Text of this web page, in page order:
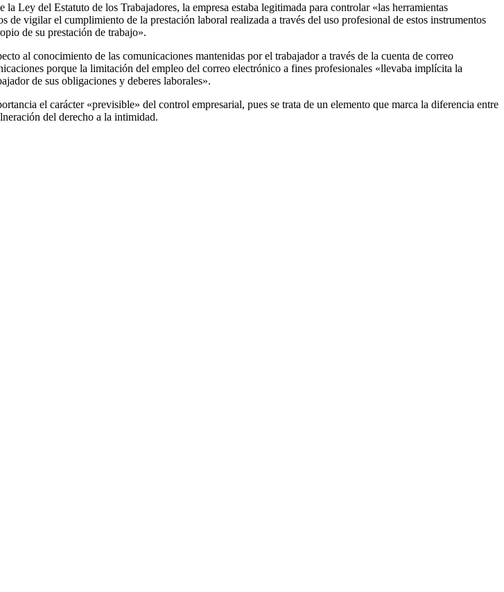
Ley del Estatuto de los Trabajadores, la empresa estaba legitimada para controlar «las herramientas
vigilar el cumplimiento de la prestación laboral realizada a través del uso profesional de estos instrumentos
de su prestación de trabajo».
al conocimiento de las comunicaciones mantenidas por el trabajador a través de la cuenta de correo
porque la limitación del empleo del correo electrónico a fines profesionales «llevaba implícita la
de sus obligaciones y deberes laborales».
el carácter «previsible» del control empresarial, pues se trata de un elemento que marca la diferencia entre
del derecho a la intimidad.